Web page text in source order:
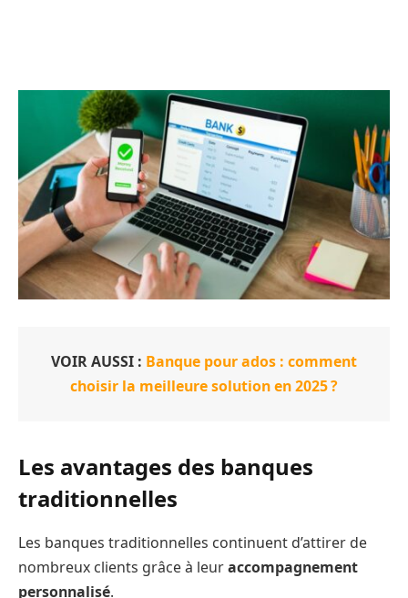
VOIR AUSSI : Banque pour ados : comment
choisir la meilleure solution en 2025 ?
Les avantages des banques
traditionnelles
Les banques traditionnelles continuent d’attirer de
nombreux clients grâce à leuraccompagnement
personnalisé.